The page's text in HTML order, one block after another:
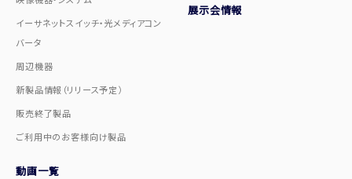
イーサネットスイッチ・光メディアコン
バータ
周辺機器
新製品情報（リリース予定）
販売終了製品
ご利用中のお客様向け製品
動画一覧
展示会情報